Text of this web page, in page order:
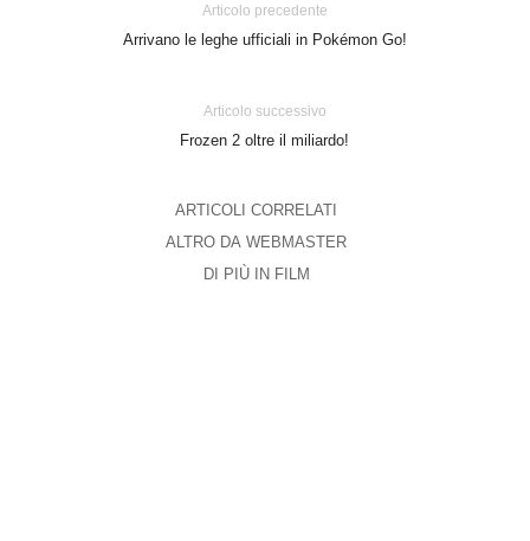
Articolo precedente
Arrivano le leghe ufficiali in Pokémon Go!
Articolo successivo
Frozen 2 oltre il miliardo!
ARTICOLI CORRELATI
ALTRO DA WEBMASTER
DI PIÙ IN FILM